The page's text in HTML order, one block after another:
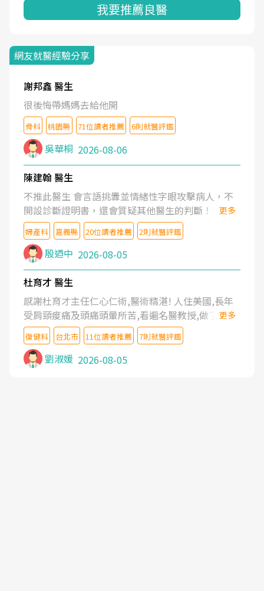
我要推薦良醫
網友就醫經驗分享
謝邦鑫 醫生
很後悔帶媽媽去給他開
骨科 桃園縣 71位讀者推薦 6則就醫評鑑
吳華桐 2026-08-06
陳建翰 醫生
不推此醫生 會言語挑釁並情緒性字眼攻擊病人，不
開設診斷證明書，還會質疑其他醫生的判斷！
更多
婦產科 嘉義縣 20位讀者推薦 2則就醫評鑑
殷迺中 2026-08-05
杜育才 醫生
感謝杜育才主任仁心仁術,醫術精湛! 人住美國,長年
受肩頸痠痛及頭痛頭暈所苦,看遍名醫教授,做了各種
檢查,也嘗試過西醫打針,中醫針灸及物理徒手治療都
沒有用,後來連吃到嗎啡類止痛藥都效果有限,只是壓
症狀,沒多久就痛起來,多年失眠嚴重影響生活品質.
台灣親友介紹忠孝醫院杜育才主任是頸頭症候群專
更多
復健科 台北市 11位讀者推薦 7則就醫評鑑
劉淑媛 2026-08-05